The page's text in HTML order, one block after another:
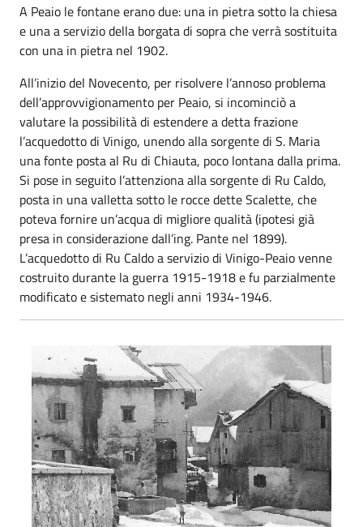
A Peaio le fontane erano due: una in pietra sotto la chiesa
e una a servizio della borgata di sopra che verrà sostituita
con una in pietra nel 1902.
All’inizio del Novecento, per risolvere l’annoso problema
dell’approvvigionamento per Peaio, si incominciò a
valutare la possibilità di estendere a detta frazione
l’acquedotto di Vinigo, unendo alla sorgente di S. Maria
una fonte posta al Ru di Chiauta, poco lontana dalla prima.
Si pose in seguito l’attenziona alla sorgente di Ru Caldo,
posta in una valletta sotto le rocce dette Scalette, che
poteva fornire un’acqua di migliore qualità (ipotesi già
presa in considerazione dall’ing. Pante nel 1899).
L’acquedotto di Ru Caldo a servizio di Vinigo-Peaio venne
costruito durante la guerra 1915-1918 e fu parzialmente
modificato e sistemato negli anni 1934-1946.
Fontana di Peaio 1961